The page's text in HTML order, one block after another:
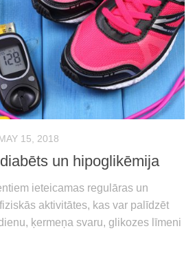
15, 2018
un hipoglikēmija
ieteicamas regulāras un
aktivitātes, kas var palīdzēt
ķermeņa svaru, glikozes līmeni